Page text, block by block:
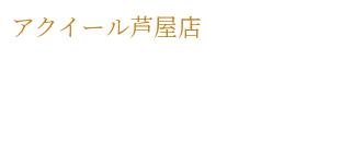
アクイール芦屋店